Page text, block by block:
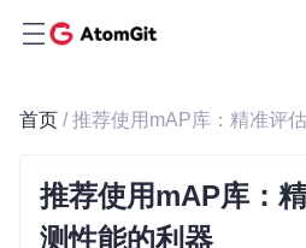
首页 / 推荐使用mAP库：精准评
推荐使用mAP库：
测性能的利器